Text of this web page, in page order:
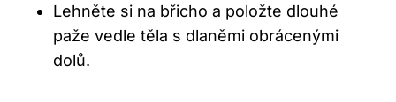
Lehněte si na břicho a položte dlouhé
paže vedle těla s dlaněmi obrácenými
dolů.